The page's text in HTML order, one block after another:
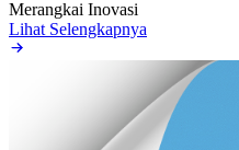
Merangkai Inovasi
Lihat Selengkapnya